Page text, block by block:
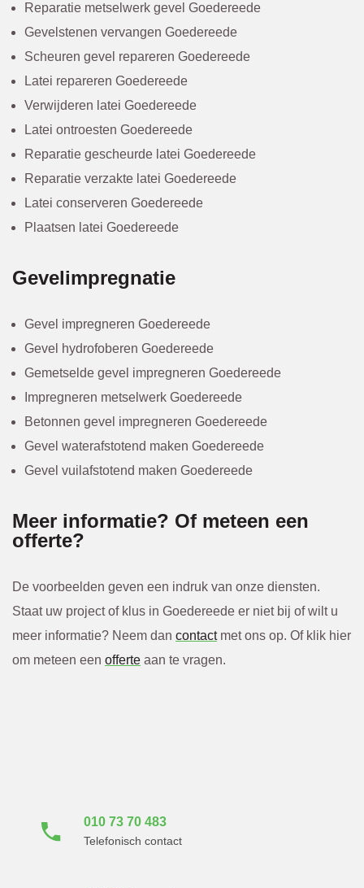
Reparatie metselwerk gevel Goedereede
Gevelstenen vervangen Goedereede
Scheuren gevel repareren Goedereede
Latei repareren Goedereede
Verwijderen latei Goedereede
Latei ontroesten Goedereede
Reparatie gescheurde latei Goedereede
Reparatie verzakte latei Goedereede
Latei conserveren Goedereede
Plaatsen latei Goedereede
Gevelimpregnatie
Gevel impregneren Goedereede
Gevel hydrofoberen Goedereede
Gemetselde gevel impregneren Goedereede
Impregneren metselwerk Goedereede
Betonnen gevel impregneren Goedereede
Gevel waterafstotend maken Goedereede
Gevel vuilafstotend maken Goedereede
Meer informatie? Of meteen een
offerte?
De voorbeelden geven een indruk van onze diensten.
Staat uw project of klus in Goedereede er niet bij of wilt u
meer informatie? Neem dan contactmet ons op. Of klik hier
om meteen een offerte aan te vragen.
010 73 70 483
Telefonisch contact